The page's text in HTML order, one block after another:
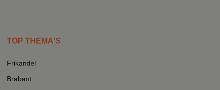
TOP THEMA'S
Frikandel
Brabant